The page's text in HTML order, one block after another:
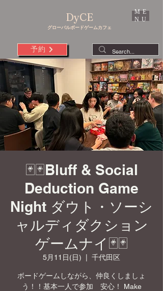
DyCE
グローバルボードゲームカフェ
予約
ME
NU
🃏🃏Bluff & Social
Deduction Game
Night ダウト・ソーシ
ャルディダクション
ゲームナイ🃏🃏
5月11日(日) 千代田区
ボードゲームしながら、仲良くしましょ
う！！基本一人で参加 安心！ Make